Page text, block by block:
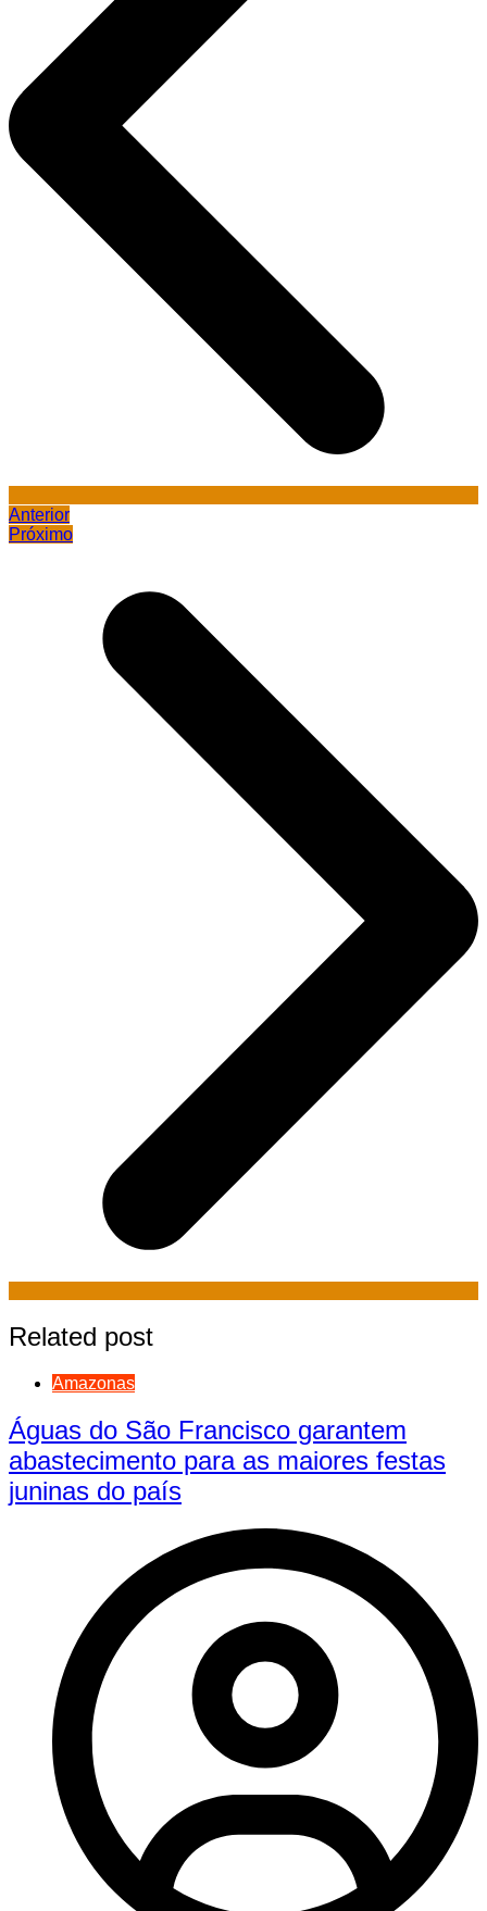
Anterior
Próximo
Related post
Amazonas
Águas do São Francisco garantem
abastecimento para as maiores festas
juninas do país